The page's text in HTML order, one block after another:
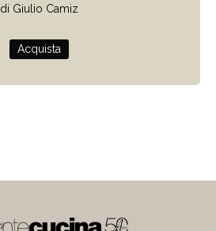
di Giulio Camiz
Acquista